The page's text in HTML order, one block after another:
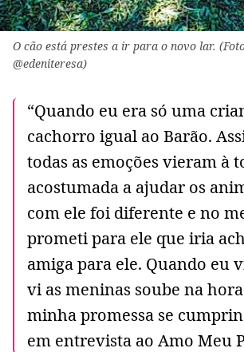
O cão está prestes a ir para o novo lar.
@edeniteresa)
“Quando eu era só uma
cachorro igual ao Barão.
todas as emoções vieram à
acostumada a ajudar os
com ele foi diferente e no
prometi para ele que iria
amiga para ele. Quando eu
vi as meninas soube na
minha promessa se
em entrevista ao Amo Meu